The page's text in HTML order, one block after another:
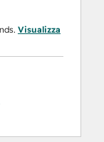
Visualizza